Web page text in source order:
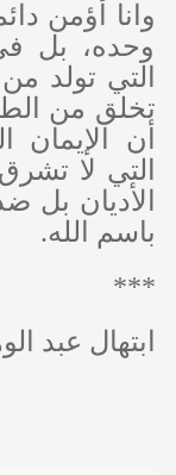
وانا أؤمن
وحده، بل
التي تولد
تخلق من
أن
التي لا
الأديان بل
باسم الله.
***
ابتهال عبد